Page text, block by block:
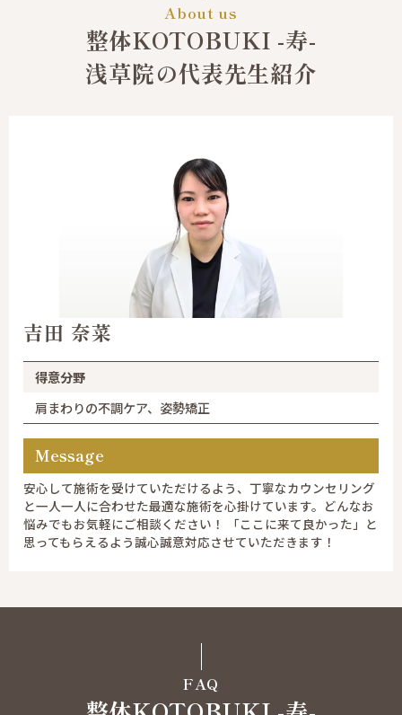
About us
整体KOTOBUKI -寿-
浅草院の代表先生紹介
吉田 奈菜
得意分野
肩まわりの不調ケア、姿勢矯正
Message
安心して施術を受けていただけるよう、丁寧なカウンセリング
と一人一人に合わせた最適な施術を心掛けています。どんなお
悩みでもお気軽にご相談ください！ 「ここに来て良かった」と
思ってもらえるよう誠心誠意対応させていただきます！
FAQ